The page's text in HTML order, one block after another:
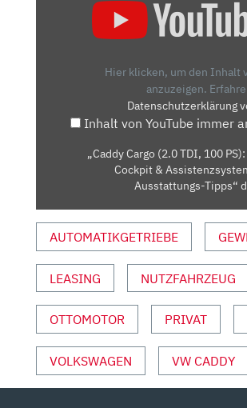
COCKPIT
ASSISTENZSYSTEME
+
AUSSTATTUNGS-
TIPPS“
VON
ANZEIGEN
Hier klicken, um den Inhalt
anzuzeigen.
Datenschutzerklärung
Inhalt von YouTube immer
„Caddy Cargo (2.0 TDI, 100
Cockpit &
Ausstattungs-Tipps“
AUTOMATIKGETRIEBE
LEASING NUTZFAHRZEUG
OTTOMOTOR PRIVAT
VOLKSWAGEN VW CADDY